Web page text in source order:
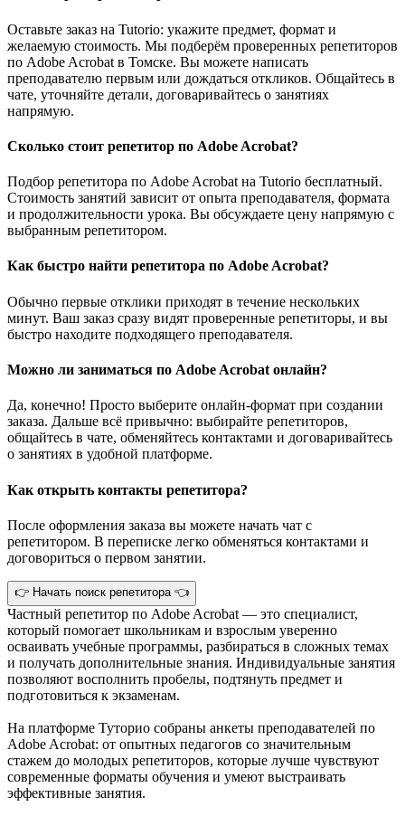
Оставьте заказ на Tutorio: укажите предмет, формат и
желаемую стоимость. Мы подберём проверенных репетиторов
по Adobe Acrobat в Томске. Вы можете написать
преподавателю первым или дождаться откликов. Общайтесь в
чате, уточняйте детали, договаривайтесь о занятиях
напрямую.
Сколько стоит репетитор по Adobe Acrobat?
Подбор репетитора по Adobe Acrobat на Tutorio бесплатный.
Стоимость занятий зависит от опыта преподавателя, формата
и продолжительности урока. Вы обсуждаете цену напрямую с
выбранным репетитором.
Как быстро найти репетитора по Adobe Acrobat?
Обычно первые отклики приходят в течение нескольких
минут. Ваш заказ сразу видят проверенные репетиторы, и вы
быстро находите подходящего преподавателя.
Можно ли заниматься по Adobe Acrobat онлайн?
Да, конечно! Просто выберите онлайн-формат при создании
заказа. Дальше всё привычно: выбирайте репетиторов,
общайтесь в чате, обменяйтесь контактами и договаривайтесь
о занятиях в удобной платформе.
Как открыть контакты репетитора?
После оформления заказа вы можете начать чат с
репетитором. В переписке легко обменяться контактами и
договориться о первом занятии.
👉 Начать поиск репетитора 👈
Частный репетитор по Adobe Acrobat — это специалист,
который помогает школьникам и взрослым уверенно
осваивать учебные программы, разбираться в сложных темах
и получать дополнительные знания. Индивидуальные занятия
позволяют восполнить пробелы, подтянуть предмет и
подготовиться к экзаменам.
На платформе Туторио собраны анкеты преподавателей по
Adobe Acrobat: от опытных педагогов со значительным
стажем до молодых репетиторов, которые лучше чувствуют
современные форматы обучения и умеют выстраивать
эффективные занятия.